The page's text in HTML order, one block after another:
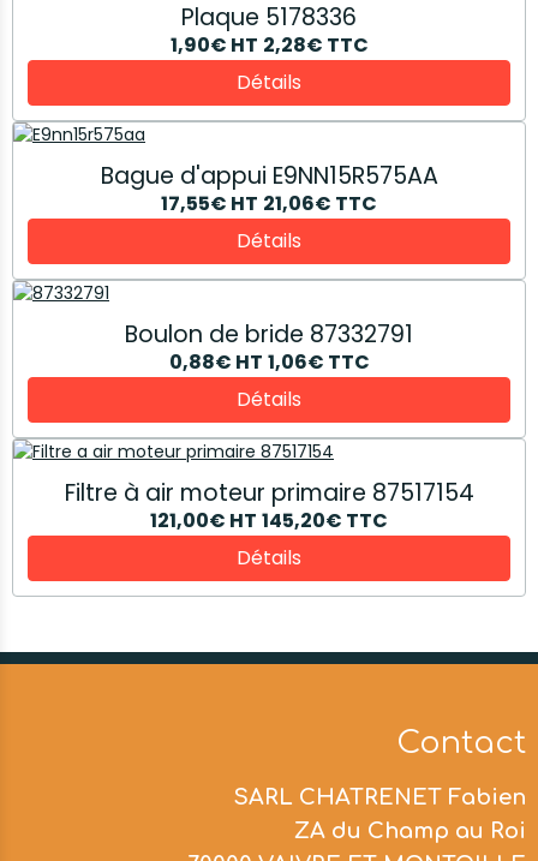
Plaque 5178336
1,90€ HT 2,28€ TTC
Détails
Bague d'appui E9NN15R575AA
17,55€ HT 21,06€ TTC
Détails
Boulon de bride 87332791
0,88€ HT 1,06€ TTC
Détails
Filtre à air moteur primaire 87517154
121,00€ HT 145,20€ TTC
Détails
Contact
SARL CHATRENET Fabien
ZA du Champ au Roi